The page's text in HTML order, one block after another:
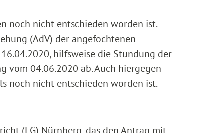
noch nicht entschieden worden ist.
(AdV) der angefochtenen
hilfsweise die Stundung der
vom 04.06.2020 ab. Auch hiergegen
noch nicht entschieden worden ist.
(FG) Nürnberg, das den Antrag mit